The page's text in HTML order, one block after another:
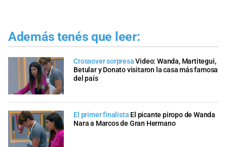
Además tenés que leer:
Crossover sorpresa Video: Wanda, Martitegui,
Betular y Donato visitaron la casa más famosa
del país
El primer finalista El picante piropo de Wanda
Nara a Marcos de Gran Hermano